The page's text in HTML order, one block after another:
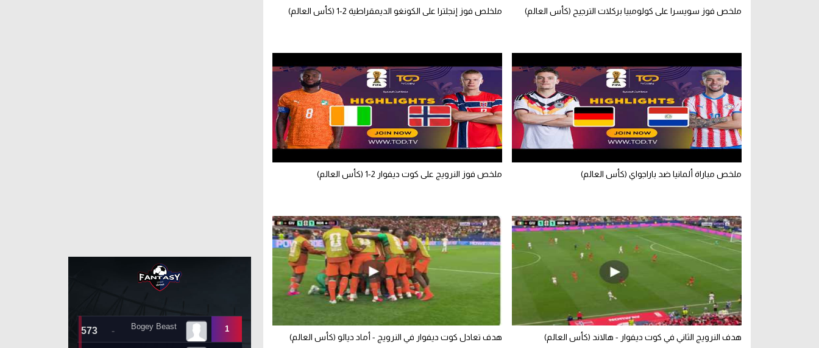
ملخص فوز سويسرا على كولومبيا بركلات الترجيح (كأس العالم) ملخلص فوز إنجلترا على الكونغو الديمقراطية 2-1 (كأس العالم)
ملخص مباراة ألمانيا ضد باراجواي (كأس العالم) ملخص فوز النرويج على كوت ديفوار 2-1 (كأس العالم)
هدف النرويج الثاني في كوت ديفوار - هالاند (كأس العالم) هدف تعادل كوت ديفوار في النرويج - أماد ديالو (كأس العالم)